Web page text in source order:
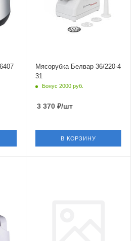
Мясорубка Белвар 36/220-4
31
Бонус 2000 руб.
3 370₽/шт
В КОРЗИНУ